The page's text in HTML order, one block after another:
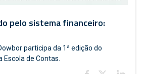
pelo sistema financeiro:
participa da 1ª edição do
de Contas.